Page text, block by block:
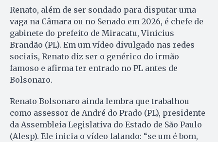
Renato, além de ser sondado para disputar uma
vaga na Câmara ou no Senado em 2026, é chefe de
gabinete do prefeito de Miracatu, Vinicius
Brandão (PL). Em um vídeo divulgado nas redes
sociais, Renato diz ser o genérico do irmão
famoso e afirma ter entrado no PL antes de
Bolsonaro.
Renato Bolsonaro ainda lembra que trabalhou
como assessor de André do Prado (PL), presidente
da Assembleia Legislativa do Estado de São Paulo
(Alesp). Ele inicia o vídeo falando: “se um é bom,